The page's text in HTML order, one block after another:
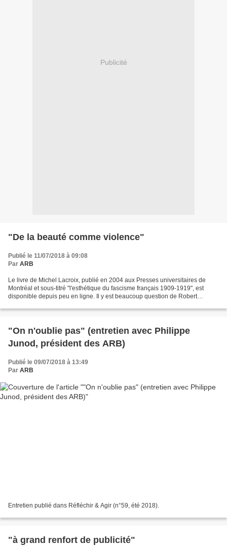
Publicité
"De la beauté comme violence"
Publié le 11/07/2018 à 09:08
Par ARB
Le livre de Michel Lacroix, publié en 2004 aux Presses universitaires de
Montréal et sous-titré "l'esthétique du fascisme français 1909-1919", est
disponible depuis peu en ligne. Il y est beaucoup question de Robert
"On n'oublie pas" (entretien avec Philippe
Junod, président des ARB)
Publié le 09/07/2018 à 13:49
Par ARB
Entretien publié dans Réfléchir & Agir (n°59, été 2018).
"à grand renfort de publicité"